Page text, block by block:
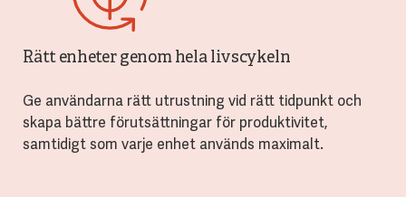
Rätt enheter genom hela livscykeln
Ge användarna rätt utrustning vid rätt tidpunkt och
skapa bättre förutsättningar för produktivitet,
samtidigt som varje enhet används maximalt.